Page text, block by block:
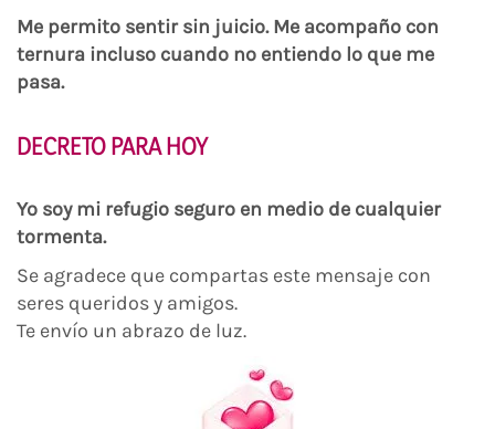
Me permito sentir sin juicio. Me acompaño con
ternura incluso cuando no entiendo lo que me
pasa.
DECRETO PARA HOY
Yo soy mi refugio seguro en medio de cualquier
tormenta.
Se agradece que compartas este mensaje con
seres queridos y amigos.
Te envío un abrazo de luz.